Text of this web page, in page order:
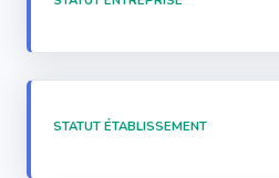
STATUT ÉTABLISSEMENT